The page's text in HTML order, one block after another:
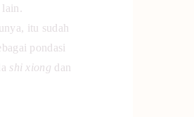
lain.
itu sudah
pondasi
shi xiong dan